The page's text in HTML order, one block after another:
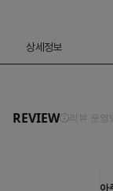
상세정보